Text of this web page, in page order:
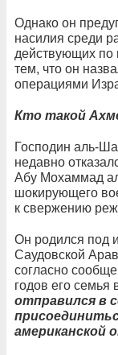
Однако он
насилия среди
действующих по
тем, что он
операциями
Кто такой
Господин аль-
недавно
Абу Мохаммад
шокирующего
к свержению
Он родился под
Саудовской
согласно
годов его семья
отправился в
американской